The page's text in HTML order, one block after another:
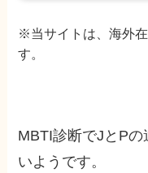
※当サイトは、海外
す。
MBTI診断でJとP
いようです。